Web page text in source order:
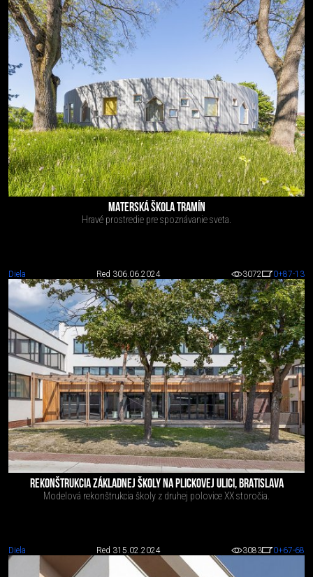
MATERSKÁ ŠKOLA TRAMÍN
Hravé prostredie pre spoznávanie sveta.
Diela Red 306.06.2024 3072 0+87-13
REKONŠTRUKCIA ZÁKLADNEJ ŠKOLY NA PLICKOVEJ ULICI, BRATISLAVA
Modelová rekonštrukcia školy z druhej polovice XX storočia.
Diela Red 315.02.2024 3083 0+67-68